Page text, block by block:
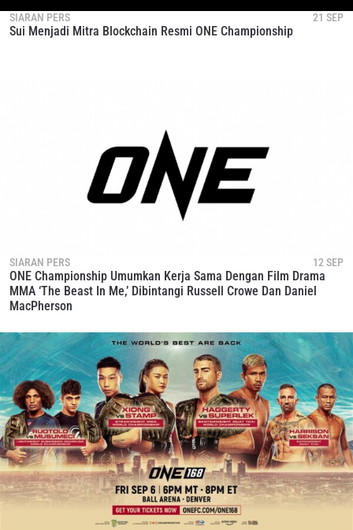
SIARAN PERS 21 SEP
Sui Menjadi Mitra Blockchain Resmi ONE Championship
SIARAN PERS 12 SEP
ONE Championship Umumkan Kerja Sama Dengan Film Drama
MMA ‘The Beast In Me,’ Dibintangi Russell Crowe Dan Daniel
MacPherson